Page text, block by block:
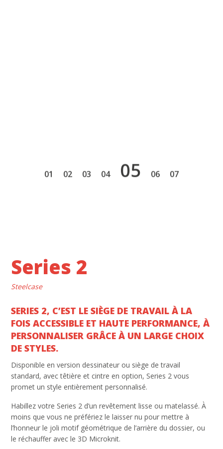
1 2 3 4 5 6 7
Series 2
Steelcase
SERIES 2, C’EST LE SIÈGE DE TRAVAIL À LA
FOIS ACCESSIBLE ET HAUTE PERFORMANCE, À
PERSONNALISER GRÂCE À UN LARGE CHOIX
DE STYLES.
Disponible en version dessinateur ou siège de travail
standard, avec têtière et cintre en option, Series 2 vous
promet un style entièrement personnalisé.
Habillez votre Series 2 d’un revêtement lisse ou matelassé. À
moins que vous ne préfériez le laisser nu pour mettre à
l’honneur le joli motif géométrique de l’arrière du dossier, ou
le réchauffer avec le 3D Microknit.